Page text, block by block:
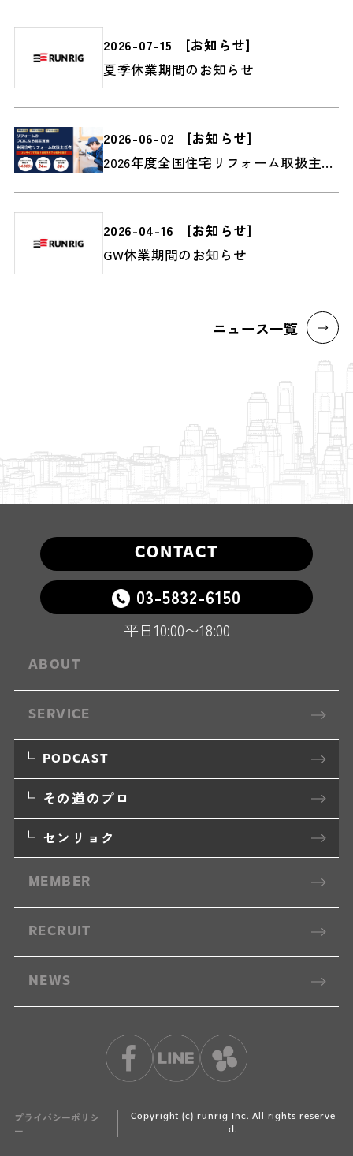
2026-07-15 [お知らせ]
夏季休業期間のお知らせ
2026-06-02 [お知らせ]
2026年度全国住宅リフォーム取扱主任者2級検定受付スタート
2026-04-16 [お知らせ]
GW休業期間のお知らせ
ニュース一覧
CONTACT
03-5832-6150
平日10:00〜18:00
ABOUT
SERVICE
PODCAST
その道のプロ
センリョク
MEMBER
RECRUIT
NEWS
プライバシーポリシ
ー
Copyright (c) runrig Inc. All rights reserve
d.